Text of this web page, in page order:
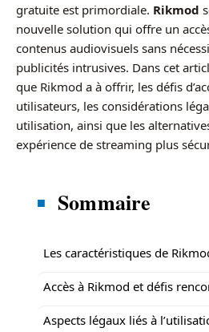
gratuite est primordiale. Rikmod
nouvelle solution qui offre un
contenus audiovisuels sans
publicités intrusives. Dans cet
que Rikmod a à offrir, les défis
utilisateurs, les considérations
utilisation, ainsi que les
expérience de streaming plus
Sommaire
Les caractéristiques de
Accès à Rikmod et défis
Aspects légaux liés à